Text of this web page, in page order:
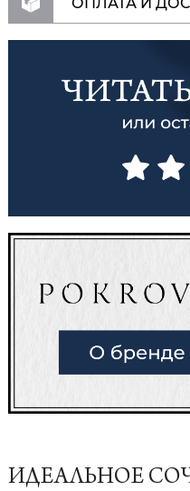
ИДЕАЛЬНОЕ